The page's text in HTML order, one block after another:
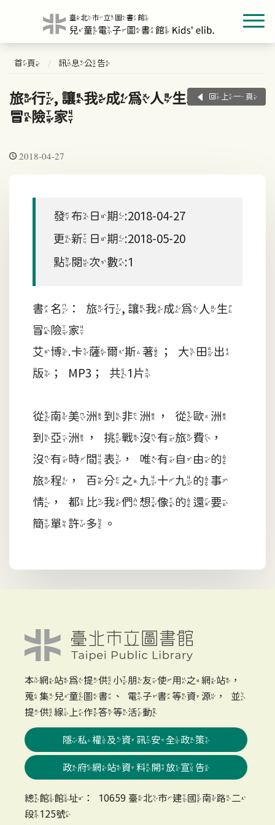
首頁 訊息公告
旅行, 讓我成為人生
冒險家
回上一頁
2018-04-27
發布日期:2018-04-27
更新日期:2018-05-20
點閱次數:1
書名：旅行, 讓我成為人生
冒險家
艾博.卡薩爾斯著；大田出
版；MP3；共1片
從南美洲到非洲，從歐洲
到亞洲，挑戰沒有旅費，
沒有時間表，唯有自由的
旅程，百分之九十九的事
情，都比我們想像的還要
簡單許多。
本網站為提供小朋友使用之網站，
蒐集兒童圖書、電子書等資源，並
提供線上作答等活動
隱私權及資訊安全政策
政府網站資料開放宣告
總館館址：10659 臺北市建國南路二
段125號